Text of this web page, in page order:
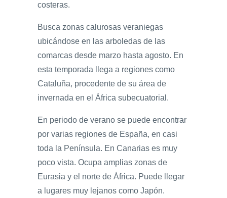
costeras.
Busca zonas calurosas veraniegas
ubicándose en las arboledas de las
comarcas desde marzo hasta agosto. En
esta temporada llega a regiones como
Cataluña, procedente de su área de
invernada en el África subecuatorial.
En periodo de verano se puede encontrar
por varias regiones de España, en casi
toda la Península. En Canarias es muy
poco vista. Ocupa amplias zonas de
Eurasia y el norte de África. Puede llegar
a lugares muy lejanos como Japón.